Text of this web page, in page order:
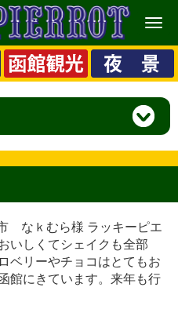
メ
ニ
ュ
ー
なｋむら様 ラッキーピエ
いしくてシェイクも全部
ベリーやチョコはとてもお
館にきています。来年も行